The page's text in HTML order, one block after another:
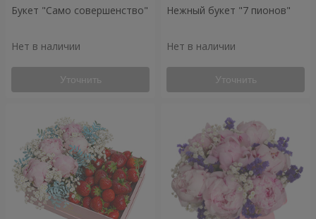
Букет "Само совершенство"
Нет в наличии
Уточнить
Нежный букет "7 пионов"
Нет в наличии
Уточнить